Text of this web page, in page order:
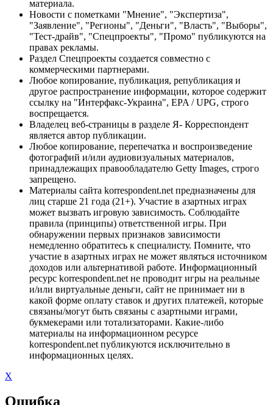
материала.
Новости с пометками "Мнение", "Экспертиза",
"Заявление", "Регионы", "Деньги", "Власть", "Выборы",
"Тест-драйв", "Спецпроекты", "Промо" публикуются на
правах рекламы.
Раздел Спецпроекты создается совместно с
коммерческими партнерами.
Любое копирование, публикация, републикация и
другое распространение информации, которое содержит
ссылку на "Интерфакс-Украина", EPA / UPG, строго
воспрещается.
Владелец веб-страницы в разделе Я- Корреспондент
является автор публикации.
Любое копирование, перепечатка и воспроизведение
фотографий и/или аудиовизуальных материалов,
принадлежащих правообладателю Getty Images, строго
запрещено.
Материалы сайта korrespondent.net предназначены для
лиц старше 21 года (21+). Участие в азартных играх
может вызвать игровую зависимость. Соблюдайте
правила (принципы) ответственной игры. При
обнаружении первых признаков зависимости
немедленно обратитесь к специалисту. Помните, что
участие в азартных играх не может являться источником
доходов или альтернативой работе. Информационный
ресурс korrespondent.net не проводит игры на реальные
и/или виртуальные деньги, сайт не принимает ни в
какой форме оплату ставок и других платежей, которые
связаны/могут быть связаны с азартными играми,
букмекерами или тотализаторами. Какие-либо
материалы на информационном ресурсе
korrespondent.net публикуются исключительно в
информационных целях.
X
Ошибка